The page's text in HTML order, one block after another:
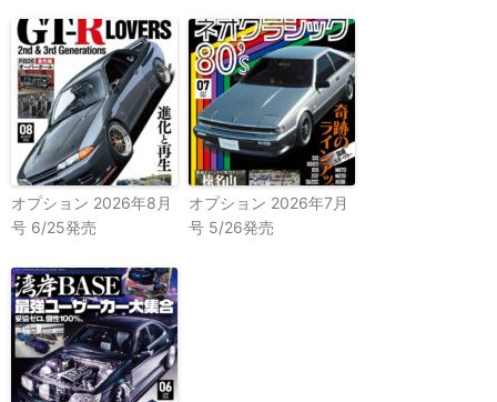
オプション 2026年8月
号 6/25発売
オプション 2026年7月
号 5/26発売